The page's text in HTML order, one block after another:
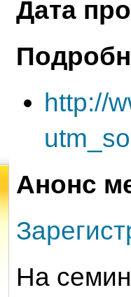
Дата
http://
Анонс
На